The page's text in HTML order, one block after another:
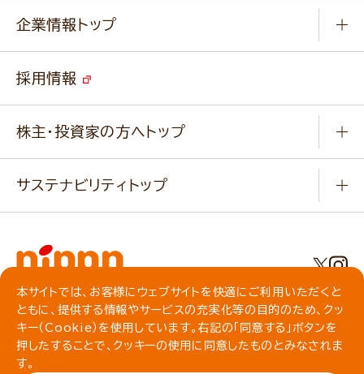
キャンペーン
ニップンの アマニ 業務用サイト
ベジカフェブランドサイト
改善事例
業務用商品のお問合せ
企業情報トップ
事業紹介
経営理念・経営方針・行動規範・行動指針
ニップンの歴史
事業場・工場一覧
採用情報
株主・投資家の方へトップ
IR情報
IRライブラリ
株主総会・株式関連情報／社債・格付情報
よくいただくご質問
サステナビリティトップ
基本方針
社会
食育への取り組み
プライバシーポリシー
クッキーポリシー
動作環境について
サイトマップ
本サイトでは、お客様にウェブサイトを快適にご利用いただくと
ともに、提供する情報やサービスの充実化等の目的のため、クッ
キー（Cookie）を使用しています。右記の「同意する」ボタンを
押したすることで、クッキーの使用に同意したものとみなされま
す。